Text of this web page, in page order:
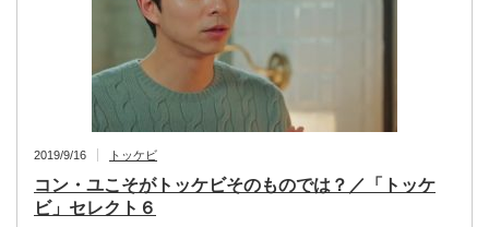
2019/9/16 トッケビ
コン・ユこそがトッケビそのものでは？／「トッケ
ビ」セレクト６